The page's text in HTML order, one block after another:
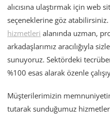
alıcısına ulaştırmak için web
seçeneklerine göz atabilirsiniz.
hizmetleri alanında uzman,
arkadaşlarımız aracılığıyla
sunuyoruz. Sektördeki
%100 esas alarak özenle
Müşterilerimizin
tutarak sunduğumuz